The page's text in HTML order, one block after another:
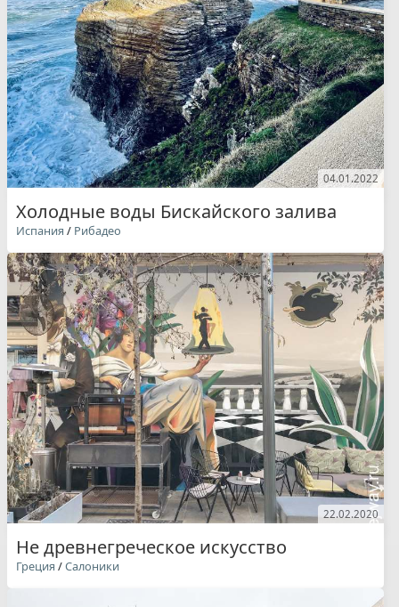
04.01.2022
Холодные воды Бискайского залива
Испания / Рибадео
22.02.2020
Не древнегреческое искусство
Греция /Салоники